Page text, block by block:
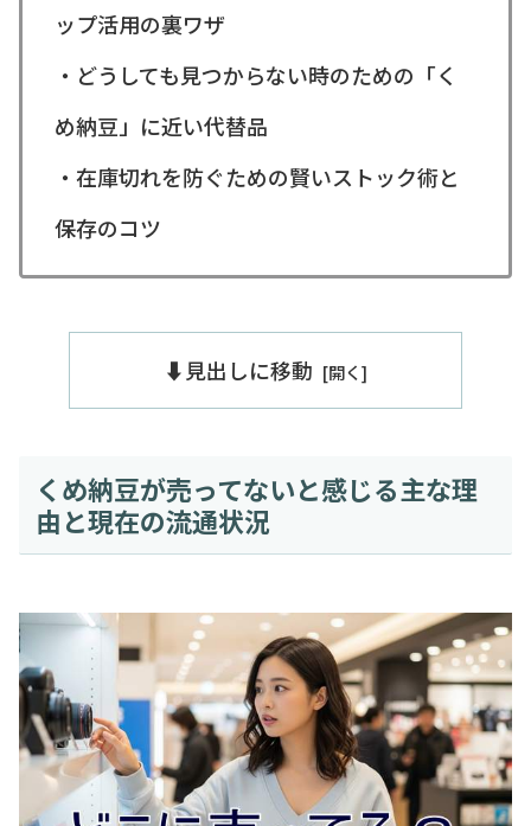
ップ活用の裏ワザ
・どうしても見つからない時のための「く
め納豆」に近い代替品
・在庫切れを防ぐための賢いストック術と
保存のコツ
⬇️見出しに移動
くめ納豆が売ってないと感じる主な理
由と現在の流通状況